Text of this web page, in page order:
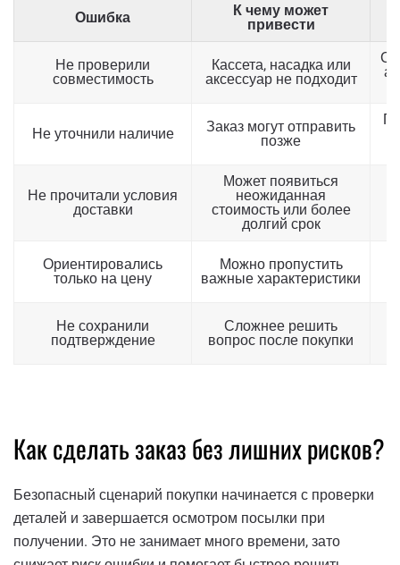
Ошибка
К чему может
привести
Не проверили
совместимость
Кассета, насадка или
аксессуар не подходит
Не уточнили наличие
Заказ могут отправить
позже
Не прочитали условия
доставки
Может появиться
неожиданная
стоимость или более
долгий срок
Ориентировались
только на цену
Можно пропустить
важные характеристики
Не сохранили
подтверждение
Сложнее решить
вопрос после покупки
Как сделать заказ без лишних рисков?
Безопасный сценарий покупки начинается с проверки
деталей и завершается осмотром посылки при
получении. Это не занимает много времени, зато